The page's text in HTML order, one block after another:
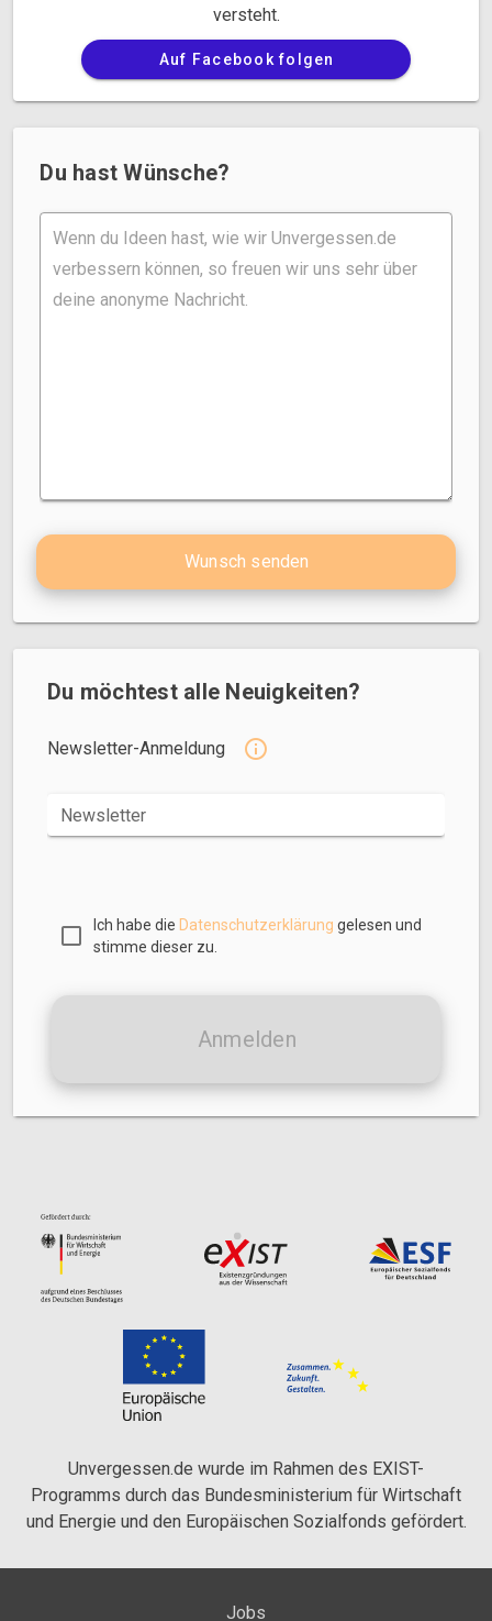
versteht.
Auf Facebook folgen
Du hast Wünsche?
Wunsch senden
Du möchtest alle Neuigkeiten?
Newsletter-Anmeldung
Newsletter
Ich habe die Datenschutzerklärung gelesen und
stimme dieser zu.
Anmelden
Unvergessen.de wurde im Rahmen des EXIST-
Programms durch das Bundesministerium für Wirtschaft
und Energie und den Europäischen Sozialfonds gefördert.
Jobs